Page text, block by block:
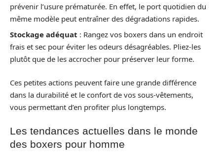
prévenir l’usure prématurée. En effet, le port quotidien du
même modèle peut entraîner des dégradations rapides.
Stockage adéquat : Rangez vos boxers dans un endroit
frais et sec pour éviter les odeurs désagréables. Pliez-les
plutôt que de les accrocher pour préserver leur forme.
Ces petites actions peuvent faire une grande différence
dans la durabilité et le confort de vos sous-vêtements,
vous permettant d’en profiter plus longtemps.
Les tendances actuelles dans le monde
des boxers pour homme